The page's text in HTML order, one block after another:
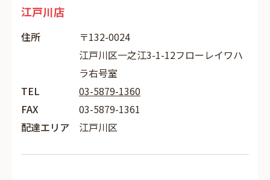
江戸川店
住所
〒132-0024
江戸川区一之江3-1-12フローレイワハ
ラ右号室
TEL
03-5879-1360
FAX
03-5879-1361
配達エリア
江戸川区